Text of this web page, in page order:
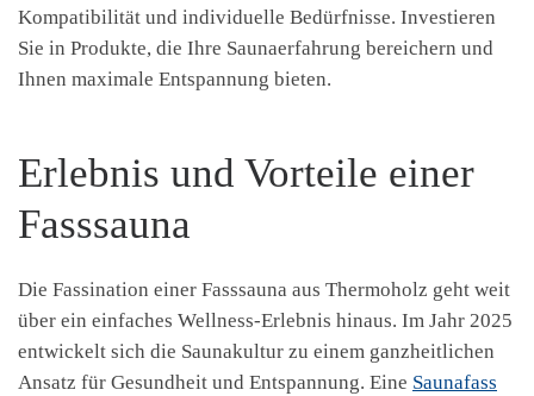
Kompatibilität und individuelle Bedürfnisse. Investieren
Sie in Produkte, die Ihre Saunaerfahrung bereichern und
Ihnen maximale Entspannung bieten.
Erlebnis und Vorteile einer
Fasssauna
Die Fassination einer Fasssauna aus Thermoholz geht weit
über ein einfaches Wellness-Erlebnis hinaus. Im Jahr 2025
entwickelt sich die Saunakultur zu einem ganzheitlichen
Ansatz für Gesundheit und Entspannung. Eine Saunafass